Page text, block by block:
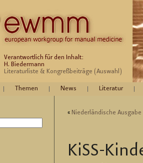
Verantwortlich für den Inhalt:
H. Biedermann
Literaturliste & Kongreßbeiträge (Auswahl)
Themen News Literatur
« Nie­der­län­di­sche Aus­ga­be
KiSS-